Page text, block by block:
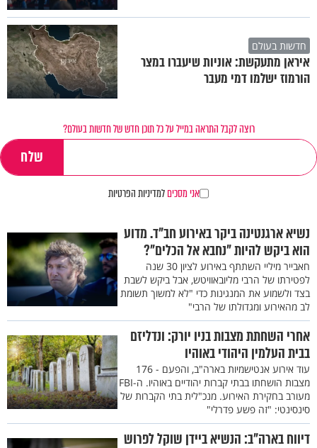
חדשות בעולם
איראן מתעקשת: אוניות שיעברו במצר
הורמוז ישלמו דמי מעבר
רוצה לקבל התראה במייל על כל תוכן חדש של חדשות בעולם?
אני מסכיםלמדיניות הפרטיות
נשיא ארגנטינה ביקר באירוע חב"ד. מדוע
הוא ביקש להיות "נחבא אל הכלים"?
חאבייר מיליי השתתף באירוע לציון 30 שנה
לפטירתו של הרבי מליובאוויטש, אבל ביקש לשבת
בצד ולשמוע את המנגינות כדי "לא למשוך תשומת
לב מהאירוע ומגדולתו של הרבי"
אחרי השחתת מצבות בניו יורק: ונדליזם
בבית העלמין היהודי באוהיו
עוד אירוע אנטישמיות בארה"ב, והפעם - 176
מצבות הושחתו בבתי קברות יהודיים באוהיו. ה-FBI
מעורב בחקירת האירוע. מנכ"לית בתי הקברות של
סינסינטי: "זה פשע פדרלי"
דיווח בארה"ב: הנשיא ביידן שוקל לפרוש